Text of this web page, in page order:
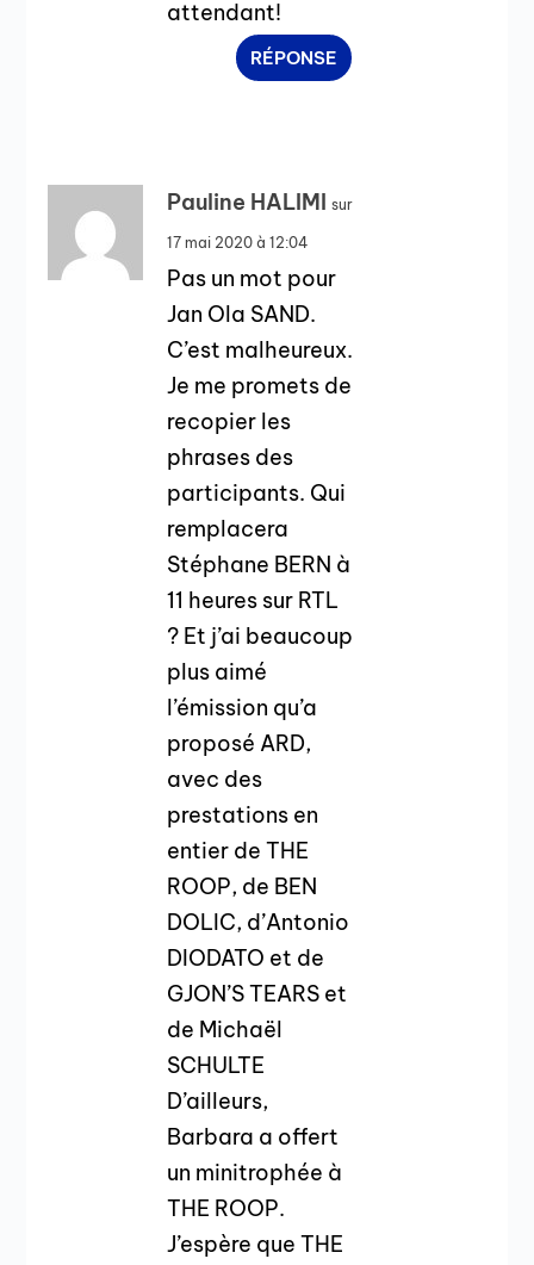
attendant!
RÉPONSE
Pauline HALIMI sur
17 mai 2020 à 12:04
Pas un mot pour
Jan Ola SAND.
C’est malheureux.
Je me promets de
recopier les
phrases des
participants. Qui
remplacera
Stéphane BERN à
11 heures sur RTL
? Et j’ai beaucoup
plus aimé
l’émission qu’a
proposé ARD,
avec des
prestations en
entier de THE
ROOP, de BEN
DOLIC, d’Antonio
DIODATO et de
GJON’S TEARS et
de Michaël
SCHULTE
D’ailleurs,
Barbara a offert
un minitrophée à
THE ROOP.
J’espère que THE